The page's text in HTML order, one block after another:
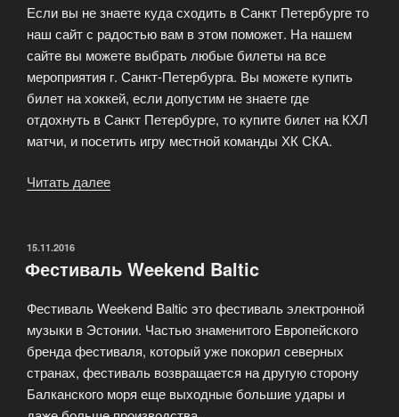
Если вы не знаете куда сходить в Санкт Петербурге то
наш сайт с радостью вам в этом поможет. На нашем
сайте вы можете выбрать любые билеты на все
мероприятия г. Санкт-Петербурга. Вы можете купить
билет на хоккей, если допустим не знаете где
отдохнуть в Санкт Петербурге, то купите билет на КХЛ
матчи, и посетить игру местной команды ХК СКА.
Читать далее
мира
футболу»
ОПУБЛИКОВАНО
15.11.2016
Фестиваль Weekend Baltic
Фестиваль Weekend Baltic это фестиваль электронной
музыки в Эстонии. Частью знаменитого Европейского
бренда фестиваля, который уже покорил северных
странах, фестиваль возвращается на другую сторону
Балканского моря еще выходные большие удары и